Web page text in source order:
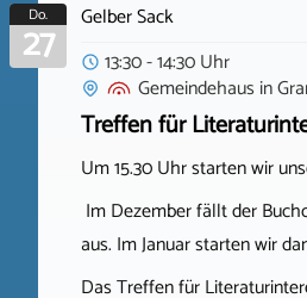
Do.
27
Gelber Sack
13:30 - 14:30 Uhr
Gemeindehaus in
Treffen für
Um 15.30 Uhr starten wir
Im Dezember fällt der
aus. Im Januar starten wir
Das Treffen für